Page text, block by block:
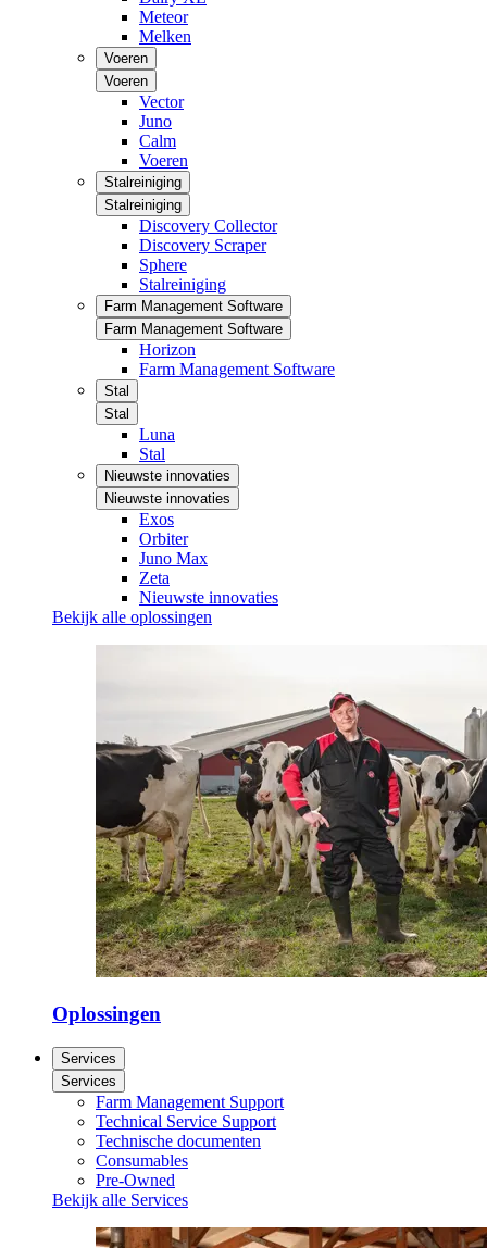
Meteor
Melken
Voeren
Voeren
Vector
Juno
Calm
Voeren
Stalreiniging
Stalreiniging
Discovery Collector
Discovery Scraper
Sphere
Stalreiniging
Farm Management Software
Farm Management Software
Horizon
Farm Management Software
Stal
Stal
Luna
Stal
Nieuwste innovaties
Nieuwste innovaties
Exos
Orbiter
Juno Max
Zeta
Nieuwste innovaties
Bekijk alle oplossingen
Oplossingen
Services
Services
Farm Management Support
Technical Service Support
Technische documenten
Consumables
Pre-Owned
Bekijk alle Services